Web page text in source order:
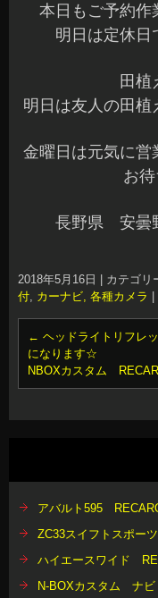
本日もご予約作
明日は定休日
田植
明日は友人の田植
金曜日は元気に営
お
長野県 安曇
2018年5月16日 カテゴリ
付, カーナビ, 各種カメラ
← ヘッドライトリフレ
になります☆
NBOXカスタム
アバルト595
ZC33スイフトスポー
ハイエースワイド
N-BOXカスタム ナ